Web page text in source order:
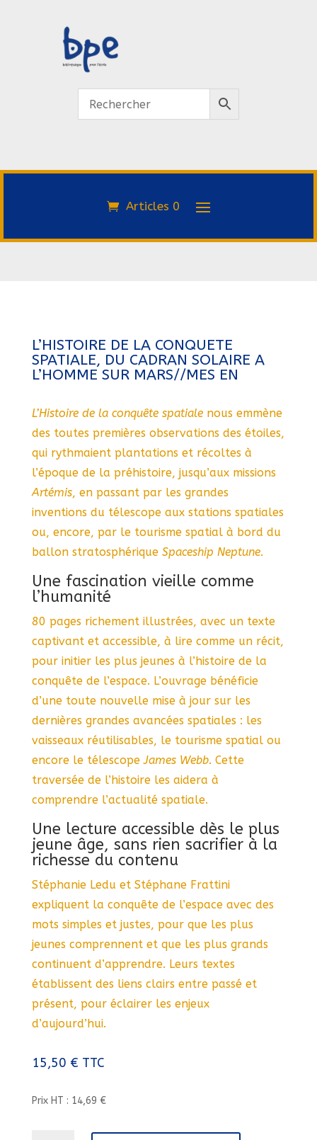
Articles 0
L’HISTOIRE DE LA CONQUETE
SPATIALE, DU CADRAN SOLAIRE A
L’HOMME SUR MARS//MES EN
L’Histoire de la conquête spatialenous emmène
des toutes premières observations des étoiles,
qui rythmaient plantations et récoltes à
l’époque de la préhistoire, jusqu’aux missions
Artémis, en passant par les grandes
inventions du télescope aux stations spatiales
ou, encore, par le tourisme spatial à bord du
ballon stratosphérique Spaceship Neptune.
Une fascination vieille comme
l’humanité
80 pages richement illustrées, avec un texte
captivant et accessible, à lire comme un récit,
pour initier les plus jeunes à l’histoire de la
conquête de l’espace. L’ouvrage bénéficie
d’une toute nouvelle mise à jour sur les
dernières grandes avancées spatiales : les
vaisseaux réutilisables, le tourisme spatial ou
encore le télescopeJames Webb. Cette
traversée de l’histoire les aidera à
comprendre l’actualité spatiale.
Une lecture accessible dès le plus
jeune âge, sans rien sacrifier à la
richesse du contenu
Stéphanie Ledu et Stéphane Frattini
expliquent la conquête de l’espace avec des
mots simples et justes, pour que les plus
jeunes comprennent et que les plus grands
continuent d’apprendre. Leurs textes
établissent des liens clairs entre passé et
présent, pour éclairer les enjeux
d’aujourd’hui.
15,50 € TTC
Prix HT : 14,69 €